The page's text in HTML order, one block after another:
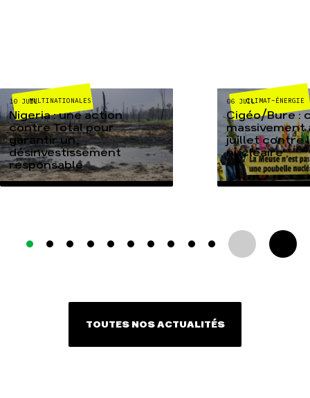
MULTINATIONALES
10 JUIL
Nigeria : une action
contre Total pour
garantir un
désinvestissement
responsable
CLIMAT-ÉNERGIE
06 JUIL
Cigéo/Bure :
massivement
juillet contre
nucléaire
TOUTES NOS ACTUALITÉS